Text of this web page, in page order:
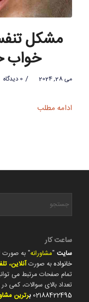
مشکل
خواب
می 28, 2024 / 0 دیدگاه
ادامه مطلب
ساعت کار
سایت"مشاورانه" به صورت 24 ساعته در زمینه های
خانوادهبه صورتآنلاین،
تمام صفحات مرتبط می
تعداد بالای سوالات، کمی
02188422495 برترین